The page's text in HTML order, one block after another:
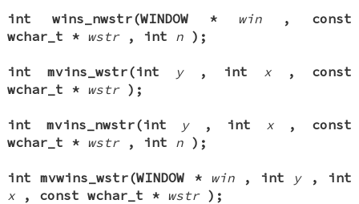
int wins_nwstr(WINDOW * win
, const
wchar_t * wstr , int n );
int mvins_wstr(int y , int x
, const
wchar_t * wstr );
int mvins_nwstr(int y , int x
, const
wchar_t * wstr , int n );
int mvwins_wstr(WINDOW * win , int y
, int
x
, const wchar_t * wstr );